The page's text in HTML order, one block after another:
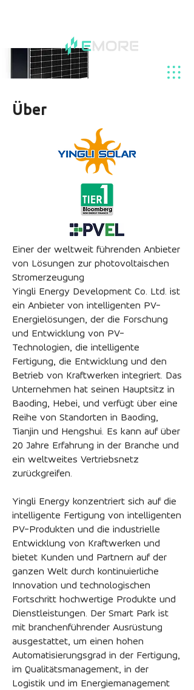
Über
Einer der weltweit führenden Anbieter
von Lösungen zur photovoltaischen
Stromerzeugung
Yingli Energy Development Co. Ltd. ist
ein Anbieter von intelligenten PV-
Energielösungen, der die Forschung
und Entwicklung von PV-
Technologien, die intelligente
Fertigung, die Entwicklung und den
Betrieb von Kraftwerken integriert. Das
Unternehmen hat seinen Hauptsitz in
Baoding, Hebei, und verfügt über eine
Reihe von Standorten in Baoding,
Tianjin und Hengshui. Es kann auf über
20 Jahre Erfahrung in der Branche und
ein weltweites Vertriebsnetz
zurückgreifen.
Yingli Energy konzentriert sich auf die
intelligente Fertigung von intelligenten
PV-Produkten und die industrielle
Entwicklung von Kraftwerken und
bietet Kunden und Partnern auf der
ganzen Welt durch kontinuierliche
Innovation und technologischen
Fortschritt hochwertige Produkte und
Dienstleistungen. Der Smart Park ist
mit branchenführender Ausrüstung
ausgestattet, um einen hohen
Automatisierungsgrad in der Fertigung,
im Qualitätsmanagement, in der
Logistik und im Energiemanagement